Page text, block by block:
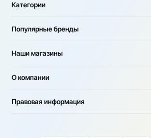
Категории
Популярные бренды
Наши магазины
О компании
Правовая информация